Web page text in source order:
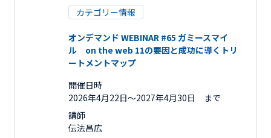
カテゴリー情報
オンデマンド WEBINAR #65 ガミースマイ
ル on the web 11の要因と成功に導くトリ
ートメントマップ
開催日時
2026年4月22日〜2027年4月30日 まで
講師
伝法昌広